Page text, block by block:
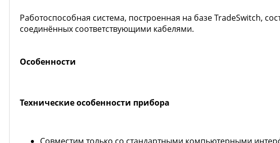
Работоспособная система, построенная на базе TradeSwitch,
соединённых соответствующими кабелями.
Особенности
Технические особенности прибора